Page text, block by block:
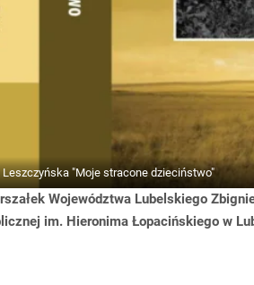
Leszczyńska "Moje stracone dzieciństwo"
Województwa Lubelskiego
im. Hieronima Łopacińskiego w